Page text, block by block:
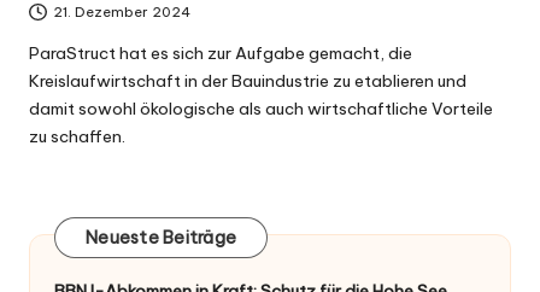
21. Dezember 2024
ParaStruct hat es sich zur Aufgabe gemacht, die
Kreislaufwirtschaft in der Bauindustrie zu etablieren und
damit sowohl ökologische als auch wirtschaftliche Vorteile
zu schaffen.
Neueste Beiträge